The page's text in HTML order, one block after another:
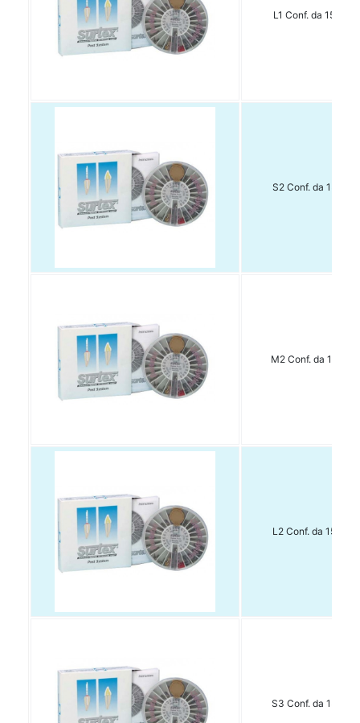
L1 Conf. da 15 pz.
S2 Conf. da 15 pz.
M2 Conf. da 15 pz.
L2 Conf. da 15 pz.
S3 Conf. da 15 pz.